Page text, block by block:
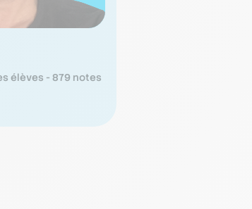
élèves - 879 notes